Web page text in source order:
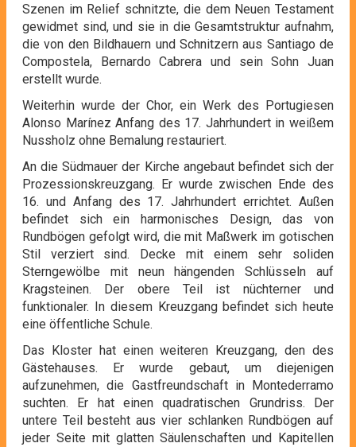
Szenen im Relief schnitzte, die dem Neuen Testament
gewidmet sind, und sie in die Gesamtstruktur aufnahm,
die von den Bildhauern und Schnitzern aus Santiago de
Compostela, Bernardo Cabrera und sein Sohn Juan
erstellt wurde.
Weiterhin wurde der Chor, ein Werk des Portugiesen
Alonso Marínez Anfang des 17. Jahrhundert in weißem
Nussholz ohne Bemalung restauriert.
An die Südmauer der Kirche angebaut befindet sich der
Prozessionskreuzgang. Er wurde zwischen Ende des
16. und Anfang des 17. Jahrhundert errichtet. Außen
befindet sich ein harmonisches Design, das von
Rundbögen gefolgt wird, die mit Maßwerk im gotischen
Stil verziert sind. Decke mit einem sehr soliden
Sterngewölbe mit neun hängenden Schlüsseln auf
Kragsteinen. Der obere Teil ist nüchterner und
funktionaler. In diesem Kreuzgang befindet sich heute
eine öffentliche Schule.
Das Kloster hat einen weiteren Kreuzgang, den des
Gästehauses. Er wurde gebaut, um diejenigen
aufzunehmen, die Gastfreundschaft in Montederramo
suchten. Er hat einen quadratischen Grundriss. Der
untere Teil besteht aus vier schlanken Rundbögen auf
jeder Seite mit glatten Säulenschaften und Kapitellen